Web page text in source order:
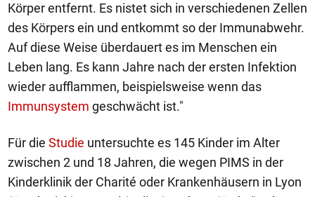
Körper entfernt. Es nistet sich in verschiedenen Zellen
des Körpers ein und entkommt so der Immunabwehr.
Auf diese Weise überdauert es im Menschen ein
Leben lang. Es kann Jahre nach der ersten Infektion
wieder aufflammen, beispielsweise wenn das
Immunsystem geschwächt ist."
Für die Studie untersuchte es 145 Kinder im Alter
zwischen 2 und 18 Jahren, die wegen PIMS in der
Kinderklinik der Charité oder Krankenhäusern in Lyon